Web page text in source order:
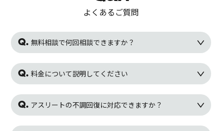
よくあるご質問
無料相談で何回相談できますか？
料金について説明してください
アスリートの不調回復に対応できますか？